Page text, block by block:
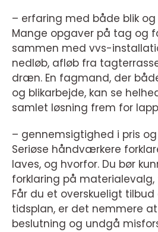
– erfaring med både blik og
Mange opgaver på tag og
sammen med vvs-
nedløb, afløb fra
dræn. En fagmand, der
og blikarbejde, kan se
samlet løsning frem for
– gennemsigtighed i pris
Seriøse håndværkere
laves, og hvorfor. Du bør
forklaring på
Får du et overskueligt
tidsplan, er det nemmere
beslutning og undgå